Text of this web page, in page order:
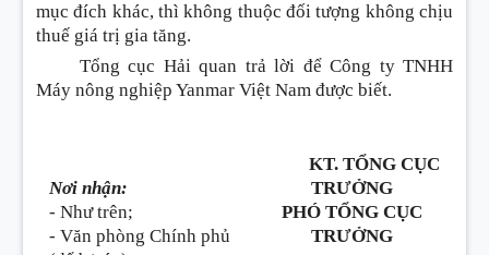
mục đích khác, thì không thuộc đối tượng không chịu
thuế giá trị gia tăng.
Tổng cục Hải quan trả lời để Công ty TNHH
Máy nông nghiệp Yanmar Việt Nam được biết.
Nơi nhận:
- Như trên;
- Văn phòng Chính phủ
KT. TỔNG CỤC
TRƯỞNG
PHÓ TỔNG CỤC
TRƯỞNG